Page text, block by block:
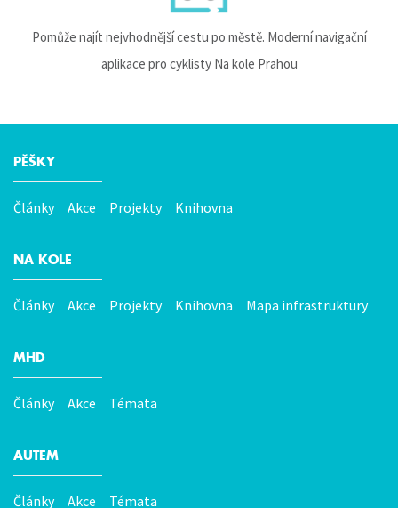
Pomůže najít nejvhodnější cestu po městě. Moderní navigační
aplikace pro cyklisty Na kole Prahou
Hlavní
menu
PĚŠKY
Články Akce Projekty Knihovna
NA KOLE
Články Akce Projekty Knihovna Mapa infrastruktury
MHD
Články Akce Témata
AUTEM
Články Akce Témata